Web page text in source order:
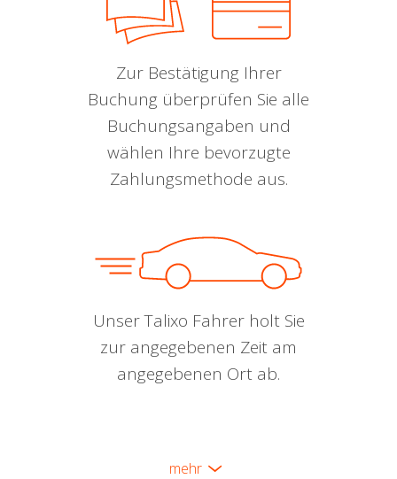
Zur Bestätigung Ihrer
Buchung überprüfen Sie alle
Buchungsangaben und
wählen Ihre bevorzugte
Zahlungsmethode aus.
Unser Talixo Fahrer holt Sie
zur angegebenen Zeit am
angegebenen Ort ab.
mehr